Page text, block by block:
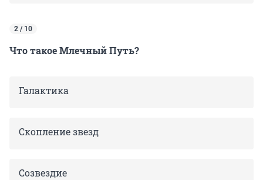
2 / 10
Что такое Млечный Путь?
Галактика
Скопление звезд
Созвездие